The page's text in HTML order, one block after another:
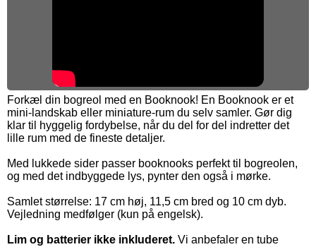
Forkæl din bogreol med en Booknook! En Booknook er et
mini-landskab eller miniature-rum du selv samler. Gør dig
klar til hyggelig fordybelse, når du del for del indretter det
lille rum med de fineste detaljer.
Med lukkede sider passer booknooks perfekt til bogreolen,
og med det indbyggede lys, pynter den også i mørke.
Samlet størrelse: 17 cm høj, 11,5 cm bred og 10 cm dyb.
Vejledning medfølger (kun på engelsk).
Lim og batterier ikke inkluderet. Vi anbefaler en tube